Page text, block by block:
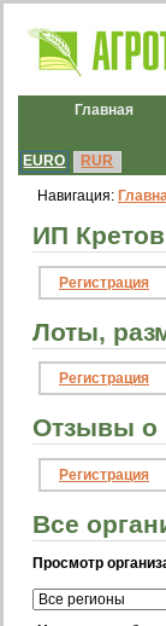
Главная
EURO RUR
Навигация:
ИП
Регистрация
Лоты,
Регистрация
Отзывы о
Регистрация
Все
Просмотр